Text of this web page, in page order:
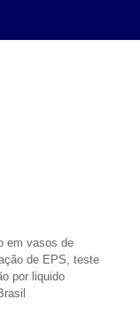
em vasos de
de EPS, teste
por liquido